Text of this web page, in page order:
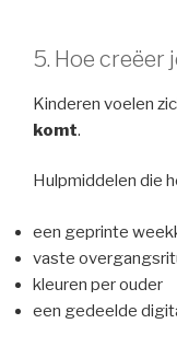
5. Hoe creëer
Kinderen voelen
komt.
Hulpmiddelen die
een geprinte
vaste
kleuren per ouder
een gedeelde